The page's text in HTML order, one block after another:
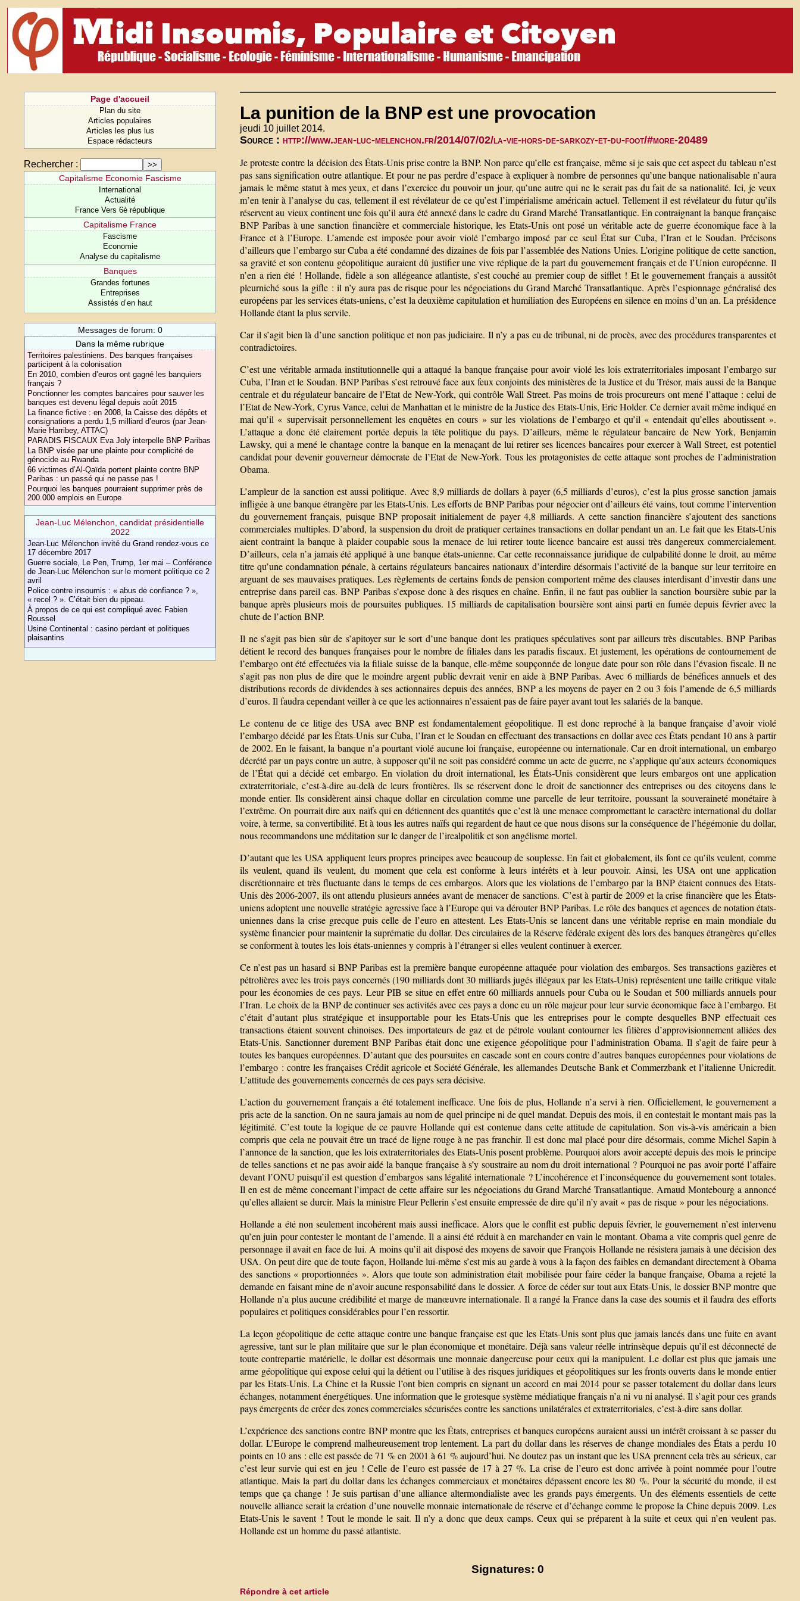
Page d'accueil
Plan du site
Articles populaires
Articles les plus lus
Espace rédacteurs
Rechercher :
Capitalisme Economie Fascisme
International
Actualité
France Vers 6è république
Capitalisme France
Fascisme
Economie
Analyse du capitalisme
Banques
Grandes fortunes
Entreprises
Assistés d’en haut
Messages de forum: 0
Dans la même rubrique
Territoires palestiniens. Des banques françaises
participent à la colonisation
En 2010, combien d’euros ont gagné les banquiers
français ?
Ponctionner les comptes bancaires pour sauver les
banques est devenu légal depuis août 2015
La finance fictive : en 2008, la Caisse des dépôts et
consignations a perdu 1,5 milliard d’euros (par Jean-
Marie Harribey, ATTAC)
PARADIS FISCAUX Eva Joly interpelle BNP Paribas
La BNP visée par une plainte pour complicité de
génocide au Rwanda
66 victimes d’Al-Qaïda portent plainte contre BNP
Paribas : un passé qui ne passe pas !
Pourquoi les banques pourraient supprimer près de
200.000 emplois en Europe
Jean-Luc Mélenchon, candidat présidentielle
2022
Jean-Luc Mélenchon invité du Grand rendez-vous ce
17 décembre 2017
Guerre sociale, Le Pen, Trump, 1er mai – Conférence
de Jean-Luc Mélenchon sur le moment politique ce 2
avril
Police contre insoumis : « abus de confiance ? »,
« recel ? ». C’était bien du pipeau.
À propos de ce qui est compliqué avec Fabien
Roussel
Usine Continental : casino perdant et politiques
plaisantins
La punition de la BNP est une provocation
jeudi 10 juillet 2014.
Source :http://www.jean-luc-melenchon.fr/2014/07/02/la-vie-hors-de-sarkozy-et-du-foot/#more-20489
Je proteste contre la décision des États-Unis prise contre la BNP. Non parce qu’elle est française, même si je sais que cet aspect du tableau n’est
pas sans signification outre atlantique. Et pour ne pas perdre d’espace à expliquer à nombre de personnes qu’une banque nationalisable n’aura
jamais le même statut à mes yeux, et dans l’exercice du pouvoir un jour, qu’une autre qui ne le serait pas du fait de sa nationalité. Ici, je veux
m’en tenir à l’analyse du cas, tellement il est révélateur de ce qu’est l’impérialisme américain actuel. Tellement il est révélateur du futur qu’ils
réservent au vieux continent une fois qu’il aura été annexé dans le cadre du Grand Marché Transatlantique. En contraignant la banque française
BNP Paribas à une sanction financière et commerciale historique, les Etats-Unis ont posé un véritable acte de guerre économique face à la
France et à l’Europe. L’amende est imposée pour avoir violé l’embargo imposé par ce seul État sur Cuba, l’Iran et le Soudan. Précisons
d’ailleurs que l’embargo sur Cuba a été condamné des dizaines de fois par l’assemblée des Nations Unies. L’origine politique de cette sanction,
sa gravité et son contenu géopolitique auraient dû justifier une vive réplique de la part du gouvernement français et de l’Union européenne. Il
n’en a rien été ! Hollande, fidèle a son allégeance atlantiste, s’est couché au premier coup de sifflet ! Et le gouvernement français a aussitôt
pleurniché sous la gifle : il n’y aura pas de risque pour les négociations du Grand Marché Transatlantique. Après l’espionnage généralisé des
européens par les services états-uniens, c’est la deuxième capitulation et humiliation des Européens en silence en moins d’un an. La présidence
Hollande étant la plus servile.
Car il s’agit bien là d’une sanction politique et non pas judiciaire. Il n’y a pas eu de tribunal, ni de procès, avec des procédures transparentes et
contradictoires.
C’est une véritable armada institutionnelle qui a attaqué la banque française pour avoir violé les lois extraterritoriales imposant l’embargo sur
Cuba, l’Iran et le Soudan. BNP Paribas s’est retrouvé face aux feux conjoints des ministères de la Justice et du Trésor, mais aussi de la Banque
centrale et du régulateur bancaire de l’Etat de New-York, qui contrôle Wall Street. Pas moins de trois procureurs ont mené l’attaque : celui de
l’Etat de New-York, Cyrus Vance, celui de Manhattan et le ministre de la Justice des Etats-Unis, Eric Holder. Ce dernier avait même indiqué en
mai qu’il « supervisait personnellement les enquêtes en cours » sur les violations de l’embargo et qu’il « entendait qu’elles aboutissent ».
L’attaque a donc été clairement portée depuis la tête politique du pays. D’ailleurs, même le régulateur bancaire de New York, Benjamin
Lawsky, qui a mené le chantage contre la banque en la menaçant de lui retirer ses licences bancaires pour exercer à Wall Street, est potentiel
candidat pour devenir gouverneur démocrate de l’Etat de New-York. Tous les protagonistes de cette attaque sont proches de l’administration
Obama.
L’ampleur de la sanction est aussi politique. Avec 8,9 milliards de dollars à payer (6,5 milliards d’euros), c’est la plus grosse sanction jamais
infligée à une banque étrangère par les Etats-Unis. Les efforts de BNP Paribas pour négocier ont d’ailleurs été vains, tout comme l’intervention
du gouvernement français, puisque BNP proposait initialement de payer 4,8 milliards. A cette sanction financière s’ajoutent des sanctions
commerciales multiples. D’abord, la suspension du droit de pratiquer certaines transactions en dollar pendant un an. Le fait que les Etats-Unis
aient contraint la banque à plaider coupable sous la menace de lui retirer toute licence bancaire est aussi très dangereux commercialement.
D’ailleurs, cela n’a jamais été appliqué à une banque états-unienne. Car cette reconnaissance juridique de culpabilité donne le droit, au même
titre qu’une condamnation pénale, à certains régulateurs bancaires nationaux d’interdire désormais l’activité de la banque sur leur territoire en
arguant de ses mauvaises pratiques. Les règlements de certains fonds de pension comportent même des clauses interdisant d’investir dans une
entreprise dans pareil cas. BNP Paribas s’expose donc à des risques en chaîne. Enfin, il ne faut pas oublier la sanction boursière subie par la
banque après plusieurs mois de poursuites publiques. 15 milliards de capitalisation boursière sont ainsi parti en fumée depuis février avec la
chute de l’action BNP.
Il ne s’agit pas bien sûr de s’apitoyer sur le sort d’une banque dont les pratiques spéculatives sont par ailleurs très discutables. BNP Paribas
détient le record des banques françaises pour le nombre de filiales dans les paradis fiscaux. Et justement, les opérations de contournement de
l’embargo ont été effectuées via la filiale suisse de la banque, elle-même soupçonnée de longue date pour son rôle dans l’évasion fiscale. Il ne
s’agit pas non plus de dire que le moindre argent public devrait venir en aide à BNP Paribas. Avec 6 milliards de bénéfices annuels et des
distributions records de dividendes à ses actionnaires depuis des années, BNP a les moyens de payer en 2 ou 3 fois l’amende de 6,5 milliards
d’euros. Il faudra cependant veiller à ce que les actionnaires n’essaient pas de faire payer avant tout les salariés de la banque.
Le contenu de ce litige des USA avec BNP est fondamentalement géopolitique. Il est donc reproché à la banque française d’avoir violé
l’embargo décidé par les États-Unis sur Cuba, l’Iran et le Soudan en effectuant des transactions en dollar avec ces États pendant 10 ans à partir
de 2002. En le faisant, la banque n’a pourtant violé aucune loi française, européenne ou internationale. Car en droit international, un embargo
décrété par un pays contre un autre, à supposer qu’il ne soit pas considéré comme un acte de guerre, ne s’applique qu’aux acteurs économiques
de l’État qui a décidé cet embargo. En violation du droit international, les États-Unis considèrent que leurs embargos ont une application
extraterritoriale, c’est-à-dire au-delà de leurs frontières. Ils se réservent donc le droit de sanctionner des entreprises ou des citoyens dans le
monde entier. Ils considèrent ainsi chaque dollar en circulation comme une parcelle de leur territoire, poussant la souveraineté monétaire à
l’extrême. On pourrait dire aux naïfs qui en détiennent des quantités que c’est là une menace compromettant le caractère international du dollar
voire, à terme, sa convertibilité. Et à tous les autres naïfs qui regardent de haut ce que nous disons sur la conséquence de l’hégémonie du dollar,
nous recommandons une méditation sur le danger de l’irealpolitik et son angélisme mortel.
D’autant que les USA appliquent leurs propres principes avec beaucoup de souplesse. En fait et globalement, ils font ce qu’ils veulent, comme
ils veulent, quand ils veulent, du moment que cela est conforme à leurs intérêts et à leur pouvoir. Ainsi, les USA ont une application
discrétionnaire et très fluctuante dans le temps de ces embargos. Alors que les violations de l’embargo par la BNP étaient connues des Etats-
Unis dès 2006-2007, ils ont attendu plusieurs années avant de menacer de sanctions. C’est à partir de 2009 et la crise financière que les États-
uniens adoptent une nouvelle stratégie agressive face à l’Europe qui va dérouter BNP Paribas. Le rôle des banques et agences de notation états-
uniennes dans la crise grecque puis celle de l’euro en attestent. Les Etats-Unis se lancent dans une véritable reprise en main mondiale du
système financier pour maintenir la suprématie du dollar. Des circulaires de la Réserve fédérale exigent dès lors des banques étrangères qu’elles
se conforment à toutes les lois états-uniennes y compris à l’étranger si elles veulent continuer à exercer.
Ce n’est pas un hasard si BNP Paribas est la première banque européenne attaquée pour violation des embargos. Ses transactions gazières et
pétrolières avec les trois pays concernés (190 milliards dont 30 milliards jugés illégaux par les Etats-Unis) représentent une taille critique vitale
pour les économies de ces pays. Leur PIB se situe en effet entre 60 milliards annuels pour Cuba ou le Soudan et 500 milliards annuels pour
l’Iran. Le choix de la BNP de continuer ses activités avec ces pays a donc eu un rôle majeur pour leur survie économique face à l’embargo. Et
c’était d’autant plus stratégique et insupportable pour les Etats-Unis que les entreprises pour le compte desquelles BNP effectuait ces
transactions étaient souvent chinoises. Des importateurs de gaz et de pétrole voulant contourner les filières d’approvisionnement alliées des
Etats-Unis. Sanctionner durement BNP Paribas était donc une exigence géopolitique pour l’administration Obama. Il s’agit de faire peur à
toutes les banques européennes. D’autant que des poursuites en cascade sont en cours contre d’autres banques européennes pour violations de
l’embargo : contre les françaises Crédit agricole et Société Générale, les allemandes Deutsche Bank et Commerzbank et l’italienne Unicredit.
L’attitude des gouvernements concernés de ces pays sera décisive.
L’action du gouvernement français a été totalement inefficace. Une fois de plus, Hollande n’a servi à rien. Officiellement, le gouvernement a
pris acte de la sanction. On ne saura jamais au nom de quel principe ni de quel mandat. Depuis des mois, il en contestait le montant mais pas la
légitimité. C’est toute la logique de ce pauvre Hollande qui est contenue dans cette attitude de capitulation. Son vis-à-vis américain a bien
compris que cela ne pouvait être un tracé de ligne rouge à ne pas franchir. Il est donc mal placé pour dire désormais, comme Michel Sapin à
l’annonce de la sanction, que les lois extraterritoriales des Etats-Unis posent problème. Pourquoi alors avoir accepté depuis des mois le principe
de telles sanctions et ne pas avoir aidé la banque française à s’y soustraire au nom du droit international ? Pourquoi ne pas avoir porté l’affaire
devant l’ONU puisqu’il est question d’embargos sans légalité internationale ? L’incohérence et l’inconséquence du gouvernement sont totales.
Il en est de même concernant l’impact de cette affaire sur les négociations du Grand Marché Transatlantique. Arnaud Montebourg a annoncé
qu’elles allaient se durcir. Mais la ministre Fleur Pellerin s’est ensuite empressée de dire qu’il n’y avait « pas de risque » pour les négociations.
Hollande a été non seulement incohérent mais aussi inefficace. Alors que le conflit est public depuis février, le gouvernement n’est intervenu
qu’en juin pour contester le montant de l’amende. Il a ainsi été réduit à en marchander en vain le montant. Obama a vite compris quel genre de
personnage il avait en face de lui. A moins qu’il ait disposé des moyens de savoir que François Hollande ne résistera jamais à une décision des
USA. On peut dire que de toute façon, Hollande lui-même s’est mis au garde à vous à la façon des faibles en demandant directement à Obama
des sanctions « proportionnées ». Alors que toute son administration était mobilisée pour faire céder la banque française, Obama a rejeté la
demande en faisant mine de n’avoir aucune responsabilité dans le dossier. A force de céder sur tout aux Etats-Unis, le dossier BNP montre que
Hollande n’a plus aucune crédibilité et marge de manœuvre internationale. Il a rangé la France dans la case des soumis et il faudra des efforts
populaires et politiques considérables pour l’en ressortir.
La leçon géopolitique de cette attaque contre une banque française est que les Etats-Unis sont plus que jamais lancés dans une fuite en avant
agressive, tant sur le plan militaire que sur le plan économique et monétaire. Déjà sans valeur réelle intrinsèque depuis qu’il est déconnecté de
toute contrepartie matérielle, le dollar est désormais une monnaie dangereuse pour ceux qui la manipulent. Le dollar est plus que jamais une
arme géopolitique qui expose celui qui la détient ou l’utilise à des risques juridiques et géopolitiques sur les fronts ouverts dans le monde entier
par les Etats-Unis. La Chine et la Russie l’ont bien compris en signant un accord en mai 2014 pour se passer totalement du dollar dans leurs
échanges, notamment énergétiques. Une information que le grotesque système médiatique français n’a ni vu ni analysé. Il s’agit pour ces grands
pays émergents de créer des zones commerciales sécurisées contre les sanctions unilatérales et extraterritoriales, c’est-à-dire sans dollar.
L’expérience des sanctions contre BNP montre que les États, entreprises et banques européens auraient aussi un intérêt croissant à se passer du
dollar. L’Europe le comprend malheureusement trop lentement. La part du dollar dans les réserves de change mondiales des États a perdu 10
points en 10 ans : elle est passée de 71 % en 2001 à 61 % aujourd’hui. Ne doutez pas un instant que les USA prennent cela très au sérieux, car
c’est leur survie qui est en jeu ! Celle de l’euro est passée de 17 à 27 %. La crise de l’euro est donc arrivée à point nommée pour l’outre
atlantique. Mais la part du dollar dans les échanges commerciaux et monétaires dépassent encore les 80 %. Pour la sécurité du monde, il est
temps que ça change ! Je suis partisan d’une alliance altermondialiste avec les grands pays émergents. Un des éléments essentiels de cette
nouvelle alliance serait la création d’une nouvelle monnaie internationale de réserve et d’échange comme le propose la Chine depuis 2009. Les
Etats-Unis le savent ! Tout le monde le sait. Il n’y a donc que deux camps. Ceux qui se préparent à la suite et ceux qui n’en veulent pas.
Hollande est un homme du passé atlantiste.
Signatures: 0
Répondre à cet article